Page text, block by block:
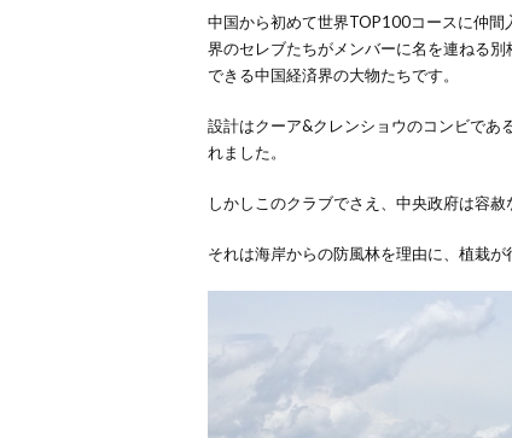
中国から初めて世界TOP100コースに仲間
界のセレブたちがメンバーに名を連ねる
できる中国経済界の大物たちです。
設計はクーア&クレンショウのコンビであ
れました。
しかしこのクラブでさえ、中央政府は容赦
それは海岸からの防風林を理由に、植栽が